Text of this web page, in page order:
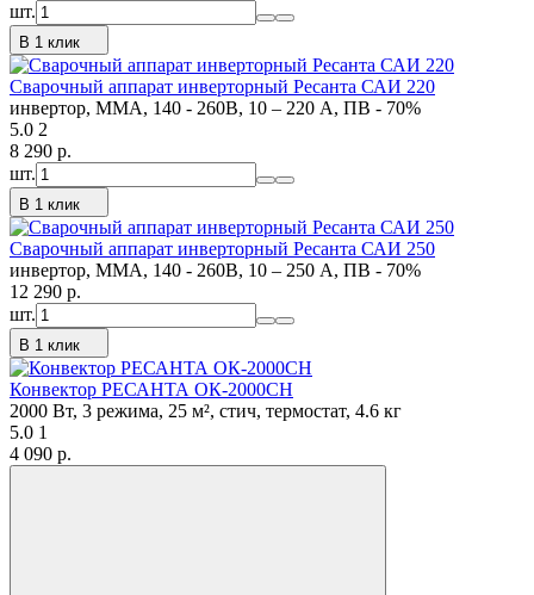
шт.
В 1 клик
Сварочный аппарат инверторный Ресанта САИ 220
инвертор, MMA, 140 - 260В, 10 – 220 А, ПВ - 70%
5.0 2
8 290 p.
шт.
В 1 клик
Сварочный аппарат инверторный Ресанта САИ 250
инвертор, MMA, 140 - 260В, 10 – 250 А, ПВ - 70%
12 290 p.
шт.
В 1 клик
Конвектор РЕСАНТА ОК-2000СН
2000 Вт, 3 режима, 25 м², стич, термостат, 4.6 кг
5.0 1
4 090 p.